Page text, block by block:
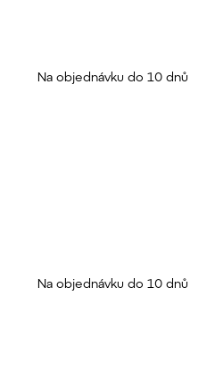
Na objednávku do 10 dnů
Na objednávku do 10 dnů